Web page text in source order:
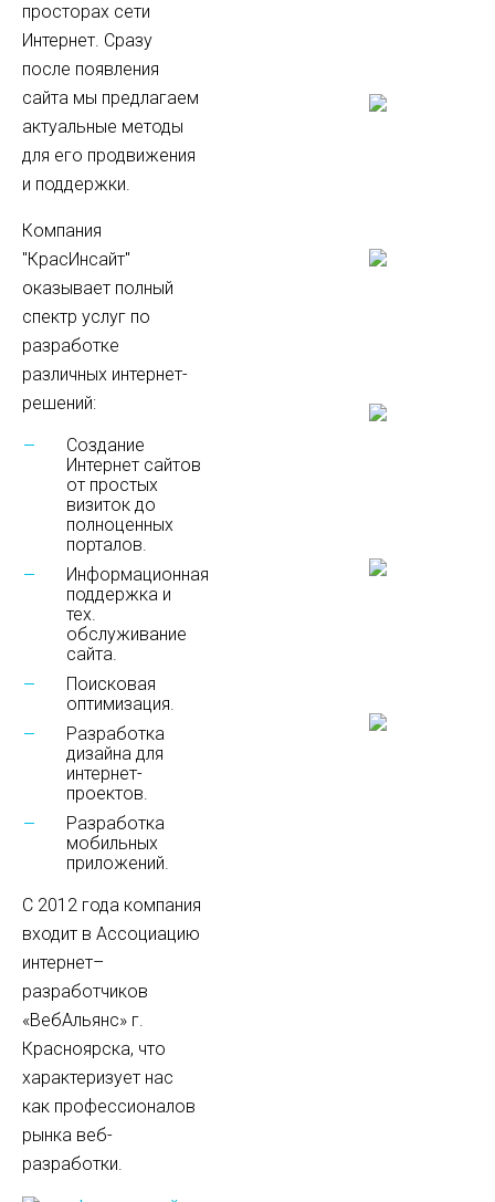
просторах сети
Интернет. Сразу
после появления
сайта мы предлагаем
актуальные методы
для его продвижения
и поддержки.
Компания
"КрасИнсайт"
оказывает полный
спектр услуг по
разработке
различных интернет-
решений:
Создание
Интернет сайтов
от простых
визиток до
полноценных
порталов.
Информационная
поддержка и
тех.
обслуживание
сайта.
Поисковая
оптимизация.
Разработка
дизайна для
интернет-
проектов.
Разработка
мобильных
приложений.
С 2012 года компания
входит в Ассоциацию
интернет–
разработчиков
«ВебАльянс» г.
Красноярска, что
характеризует нас
как профессионалов
рынка веб-
разработки.